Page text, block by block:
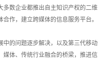
多数企业都推出自主知识产权的二
作，建立跨媒体的信息服务平台。
问题逐步解决，以及第三代移
媒体、传统行业融合的桥梁，推进